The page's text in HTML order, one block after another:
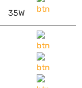
35W